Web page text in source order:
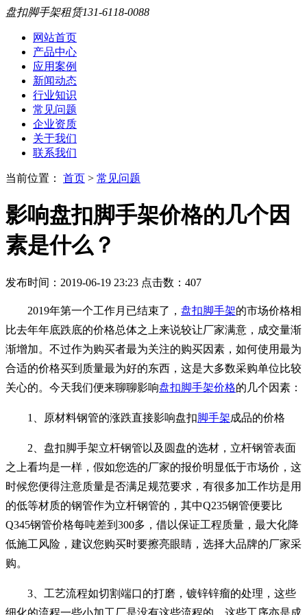
盘扣脚手架租赁131-6118-0088
网站首页
产品中心
应用案例
新闻动态
行业知识
常见问题
企业资质
关于我们
联系我们
当前位置： 首页 > 常见问题
影响盘扣脚手架价格的几个因
素是什么？
发布时间：2019-06-19 23:23 点击数： 407
2019年第一个工作月已结束了， 盘扣脚手架的市场价格相
比去年年底跌底的价格总体之上来说较让厂家满意，成交量渐
渐增加。不过作为购买者最为关注的购买因素，如何使用最为
合适的价格买到质量最为好的东西，这是大多数采购单位比较
关心的。今天我们便来聊聊影响盘扣脚手架价格的几个因素：
1、原材料钢管的涨跌直接影响盘扣脚手架成品的价格
2、盘扣脚手架立杆钢管以及圆盘的选材，立杆钢管表面
之上看均是一样，假如您选的厂家的报价明显低于市场价，这
时候您便得注意质量是否满足规范要求，有很多加工作坊是用
的低等材质的钢管作为立杆钢管的，其中Q235钢管便要比
Q345钢管价格每吨差到300多，借以保证工程质量，最大化降
低施工风险，建议您购买时要擦亮眼睛，选择大品牌的厂家采
购。
3、工艺流程如切割端口的打磨，镀锌锌瘤的处理，这些
细化的流程一些小加工厂是没有这些流程的，这些工序亦是成